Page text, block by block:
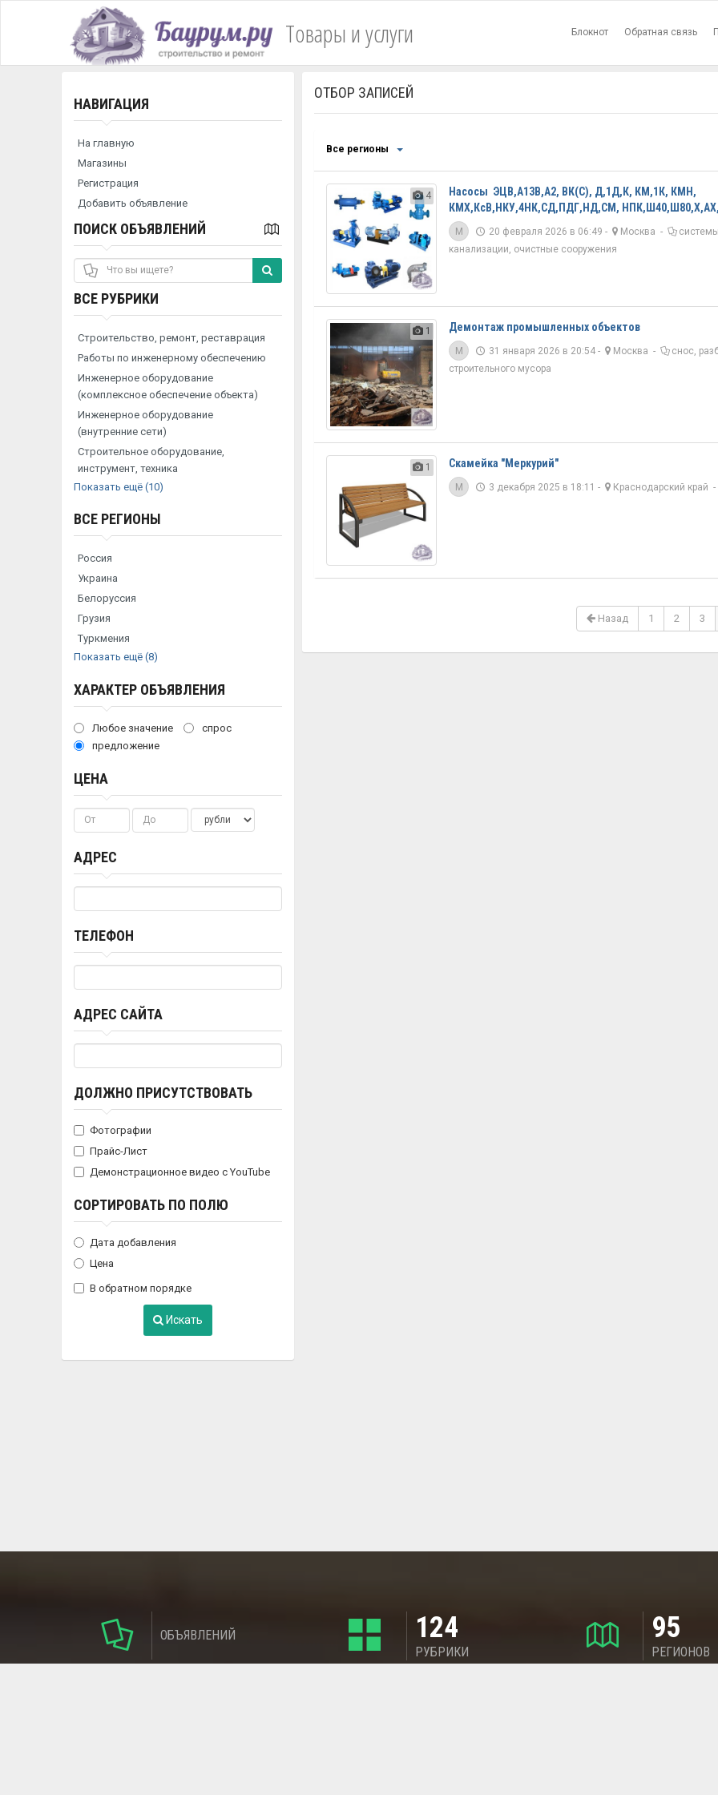
Товары и услуги Блокнот Обратная связь
НАВИГАЦИЯ
На главную
Магазины
Регистрация
Добавить объявление
ПОИСК ОБЪЯВЛЕНИЙ
ВСЕ РУБРИКИ
Строительство, ремонт, реставрация
Работы по инженерному обеспечению
Инженерное оборудование
(комплексное обеспечение объекта)
Инженерное оборудование
(внутренние сети)
Строительное оборудование,
инструмент, техника
Показать ещё (10)
ВСЕ РЕГИОНЫ
Россия
Украина
Белоруссия
Грузия
Туркмения
Показать ещё (8)
ХАРАКТЕР ОБЪЯВЛЕНИЯ
Любое значение
спрос
предложение
ЦЕНА
АДРЕС
ТЕЛЕФОН
АДРЕС САЙТА
ДОЛЖНО ПРИСУТСТВОВАТЬ
Фотографии
Прайс-Лист
Демонстрационное видео с YouTube
СОРТИРОВАТЬ ПО ПОЛЮ
Дата добавления
Цена
В обратном порядке
Искать
ОТБОР ЗАПИСЕЙ
Все регионы
4
Насосы ЭЦВ,А13В,А2, ВК(С), Д,1Д,К, КМ,1К, КМН,
КМХ,КсВ,НКУ,4НК,СД,ПДГ,НД,СМ,
M 20 февраля 2026 в 06:49 - Москва -
канализации, очистные сооружения
1 Демонтаж промышленных объектов
M 31 января 2026 в 20:54 - Москва -
снос,
строительного мусора
1 Скамейка "Меркурий"
M 3 декабря 2025 в 18:11 - Краснодарский край -
Назад 1 2 3
ОБЪЯВЛЕНИЙ 124
РУБРИКИ
95
РЕГИОНОВ